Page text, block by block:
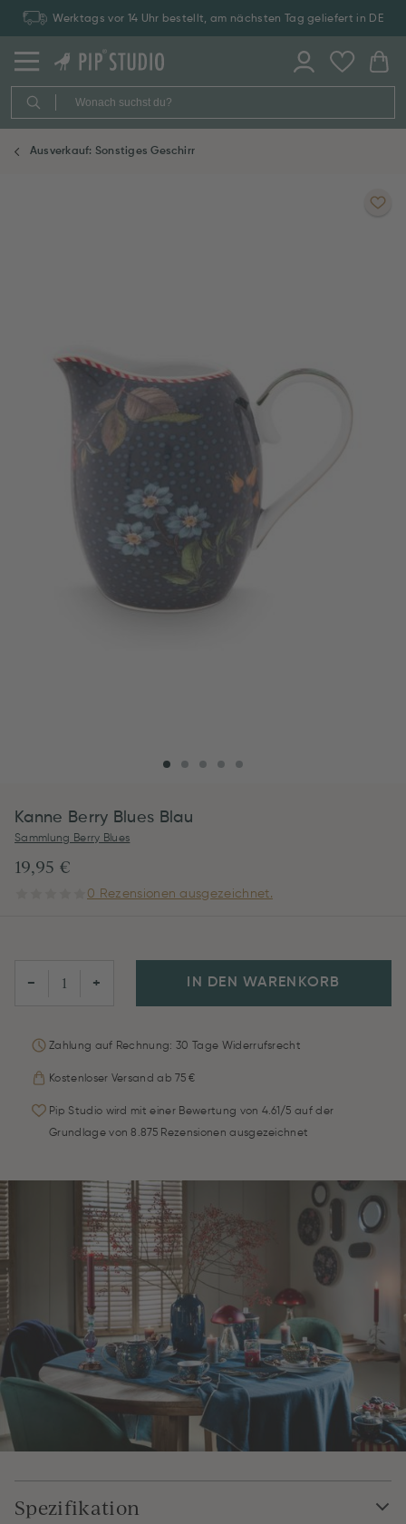
Werktags vor 14 Uhr bestellt, am nächsten Tag geliefert in DE
Ausverkauf: Sonstiges Geschirr
Kanne Berry Blues Blau
Sammlung Berry Blues
19,95 €
0 Rezensionen ausgezeichnet.
− + IN DEN WARENKORB
Zahlung auf Rechnung: 30 Tage Widerrufsrecht
Kostenloser Versand ab 75 €
Pip Studio wird mit einer Bewertung von 4.61/5 auf der
Grundlage von 8.875 Rezensionen ausgezeichnet
Spezifikation